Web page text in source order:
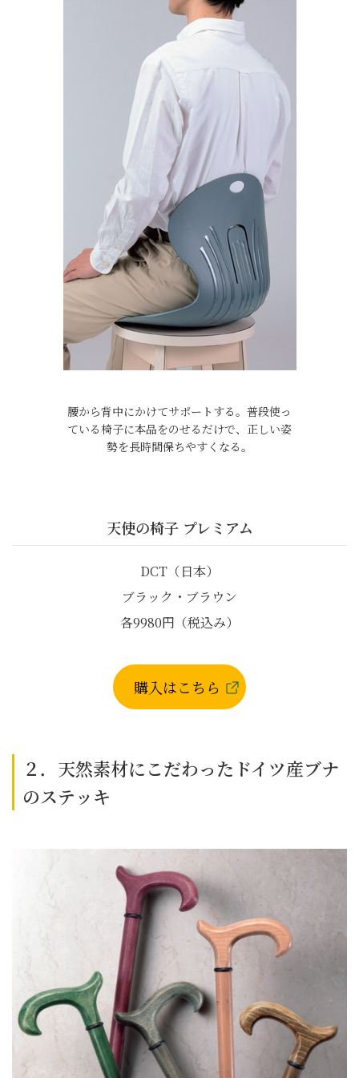
腰から背中にかけてサポートする。普段使っ
ている椅子に本品をのせるだけで、正しい姿
勢を長時間保ちやすくなる。
天使の椅子 プレミアム
DCT（日本）
ブラック・ブラウン
各9980円（税込み）
購入はこちら
２．天然素材にこだわったドイツ産ブナ
のステッキ